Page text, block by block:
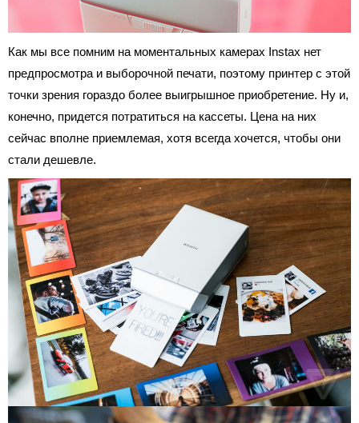
Как мы все помним на моментальных камерах Instax нет
предпросмотра и выборочной печати, поэтому принтер с этой
точки зрения гораздо более выигрышное приобретение. Ну и,
конечно, придется потратиться на кассеты. Цена на них
сейчас вполне приемлемая, хотя всегда хочется, чтобы они
стали дешевле.